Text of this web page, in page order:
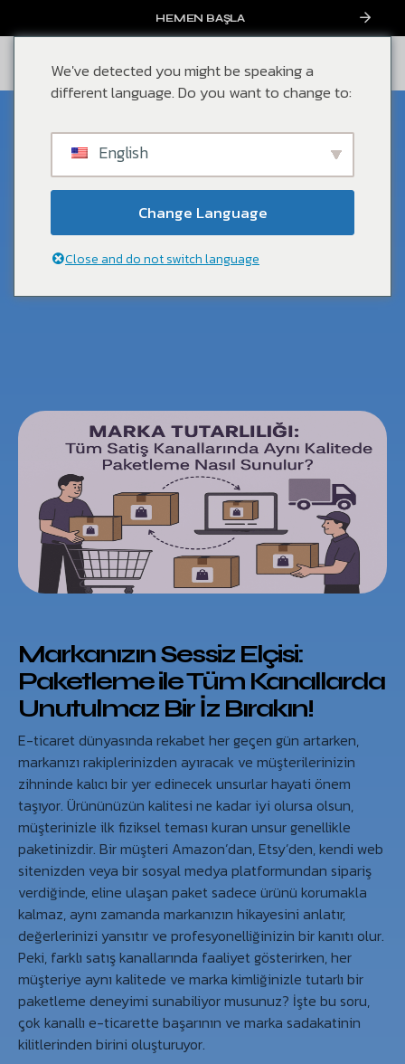
HEMEN BAŞLA
Mayıs, 2025
Her Siparişte Aynı İmza: Çok
Kanallı Satışta Paketleme ile
Marka Tutarlılığının Şifreleri
Fulfillment & Logistics Strategy Decisions
Markanızın Sessiz Elçisi:
Paketleme ile Tüm Kanallarda
Unutulmaz Bir İz Bırakın!
E-ticaret dünyasında rekabet her geçen gün artarken,
markanızı rakiplerinizden ayıracak ve müşterilerinizin
zihninde kalıcı bir yer edinecek unsurlar hayati önem
taşıyor. Ürününüzün kalitesi ne kadar iyi olursa olsun,
müşterinizle ilk fiziksel teması kuran unsur genellikle
paketinizdir. Bir müşteri Amazon’dan, Etsy’den, kendi web
sitenizden veya bir sosyal medya platformundan sipariş
verdiğinde, eline ulaşan paket sadece ürünü korumakla
kalmaz, aynı zamanda markanızın hikayesini anlatır,
değerlerinizi yansıtır ve profesyonelliğinizin bir kanıtı olur.
Peki, farklı satış kanallarında faaliyet gösterirken, her
müşteriye aynı kalitede ve marka kimliğinizle tutarlı bir
paketleme deneyimi sunabiliyor musunuz? İşte bu soru,
çok kanallı e-ticarette başarının ve marka sadakatinin
kilitlerinden birini oluşturuyor.
We've detected you might be speaking a
different language. Do you want to change to:
English
Change Language
Close and do not switch language